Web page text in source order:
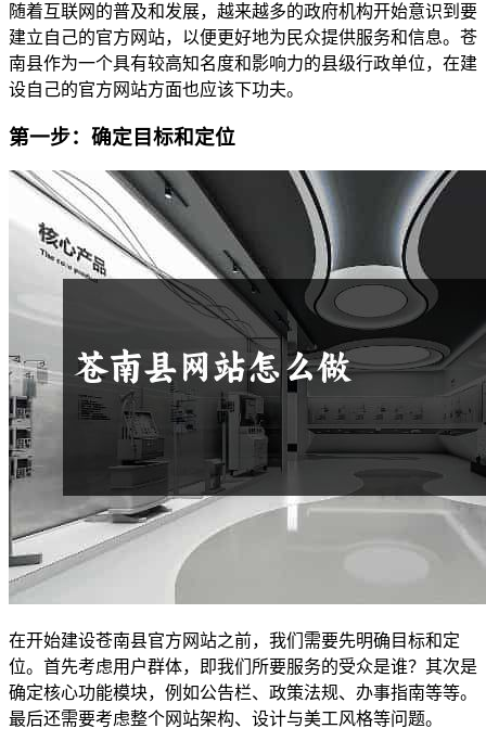
随着互联网的普及和发展，越来越多的政府机构开始意识到要
建立自己的官方网站，以便更好地为民众提供服务和信息。苍
南县作为一个具有较高知名度和影响力的县级行政单位，在建
设自己的官方网站方面也应该下功夫。
第一步：确定目标和定位
在开始建设苍南县官方网站之前，我们需要先明确目标和定
位。首先考虑用户群体，即我们所要服务的受众是谁？其次是
确定核心功能模块，例如公告栏、政策法规、办事指南等等。
最后还需要考虑整个网站架构、设计与美工风格等问题。